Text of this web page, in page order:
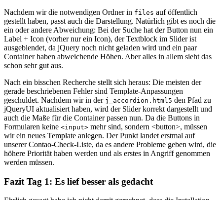
Nachdem wir die notwendigen Ordner in files auf öffentlich
gestellt haben, passt auch die Darstellung. Natürlich gibt es noch die
ein oder andere Abweichung: Bei der Suche hat der Button nun ein
Label + Icon (vorher nur ein Icon), der Textblock im Slider ist
ausgeblendet, da jQuery noch nicht geladen wird und ein paar
Container haben abweichende Höhen. Aber alles in allem sieht das
schon sehr gut aus.
Nach ein bisschen Recherche stellt sich heraus: Die meisten der
gerade beschriebenen Fehler sind Template-Anpassungen
geschuldet. Nachdem wir in der j_accordion.html5 den Pfad zu
jQueryUI aktualisiert haben, wird der Slider korrekt dargestellt und
auch die Maße für die Container passen nun. Da die Buttons in
Formularen keine <input> mehr sind, sondern <button>, müssen
wir ein neues Template anlegen. Der Punkt landet erstmal auf
unserer Contao-Check-Liste, da es andere Probleme geben wird, die
höhere Priorität haben werden und als erstes in Angriff genommen
werden müssen.
Fazit Tag 1: Es lief besser als gedacht